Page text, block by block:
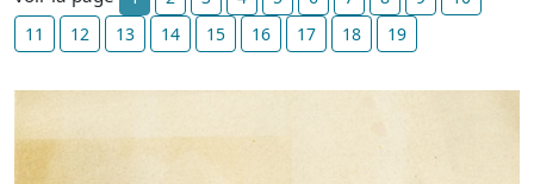
11
12 13 14 15 16 17 18 19